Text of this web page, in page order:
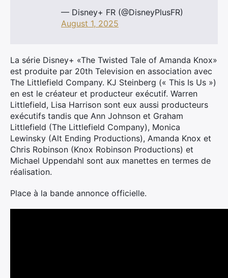
— Disney+ FR (@DisneyPlusFR)
August 1, 2025
La série Disney+ «The Twisted Tale of Amanda Knox»
est produite par 20th Television en association avec
The Littlefield Company. KJ Steinberg (« This Is Us »)
en est le créateur et producteur exécutif. Warren
Littlefield, Lisa Harrison sont eux aussi producteurs
exécutifs tandis que Ann Johnson et Graham
Littlefield (The Littlefield Company), Monica
Lewinsky (Alt Ending Productions), Amanda Knox et
Chris Robinson (Knox Robinson Productions) et
Michael Uppendahl sont aux manettes en termes de
réalisation.
Place à la bande annonce officielle.